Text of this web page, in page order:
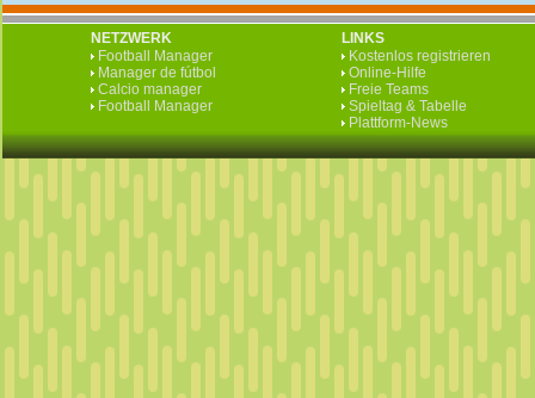
NETZWERK
Football Manager
Manager de fútbol
Calcio manager
Football Manager
LINKS
Kostenlos registrieren
Online-Hilfe
Freie Teams
Spieltag & Tabelle
Plattform-News